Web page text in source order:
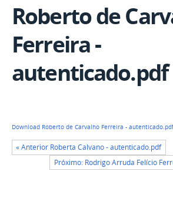
Roberto de
Ferreira -
autenticado.pdf
Download Roberto de Carvalho Ferreira -
« Anterior Roberta Calvano - autenticado.pdf
Próximo: Rodrigo Arruda Felício